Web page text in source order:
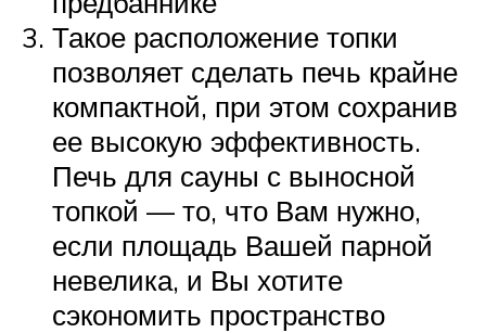
Такое расположение топки
позволяет сделать печь крайне
компактной, при этом сохранив
ее высокую эффективность.
Печь для сауны с выносной
топкой — то, что Вам нужно,
если площадь Вашей парной
невелика, и Вы хотите
сэкономить пространство